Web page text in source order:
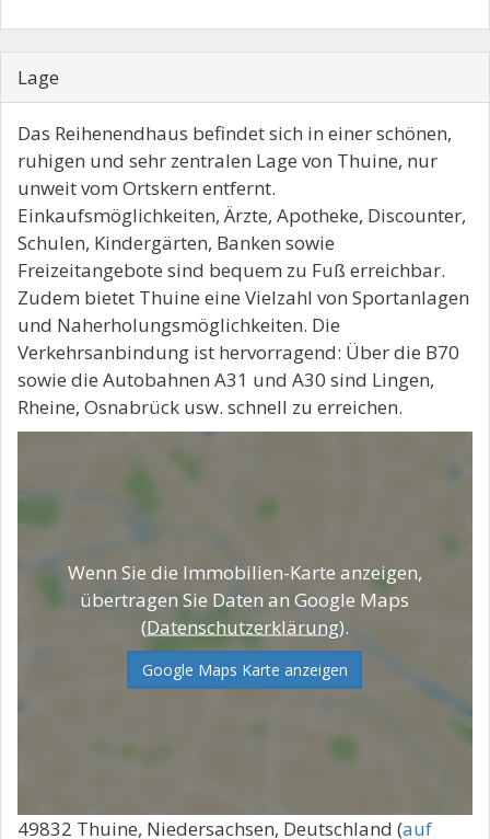
Lage
Das Reihenendhaus befindet sich in einer schönen,
ruhigen und sehr zentralen Lage von Thuine, nur
unweit vom Ortskern entfernt.
Einkaufsmöglichkeiten, Ärzte, Apotheke, Discounter,
Schulen, Kindergärten, Banken sowie
Freizeitangebote sind bequem zu Fuß erreichbar.
Zudem bietet Thuine eine Vielzahl von Sportanlagen
und Naherholungsmöglichkeiten. Die
Verkehrsanbindung ist hervorragend: Über die B70
sowie die Autobahnen A31 und A30 sind Lingen,
Rheine, Osnabrück usw. schnell zu erreichen.
Wenn Sie die Immobilien-Karte anzeigen,
übertragen Sie Daten an Google Maps
(Datenschutzerklärung).
Google Maps Karte anzeigen
49832 Thuine, Niedersachsen, Deutschland (auf